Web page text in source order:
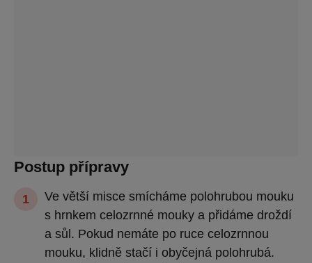
Postup přípravy
Ve větší misce smícháme polohrubou mouku
s hrnkem celozrnné mouky a přidáme droždí
a sůl. Pokud nemáte po ruce celozrnnou
mouku, klidně stačí i obyčejná polohrubá.